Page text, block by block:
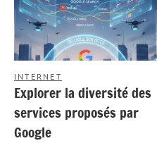
INTERNET
Explorer la diversité des
services proposés par
Google